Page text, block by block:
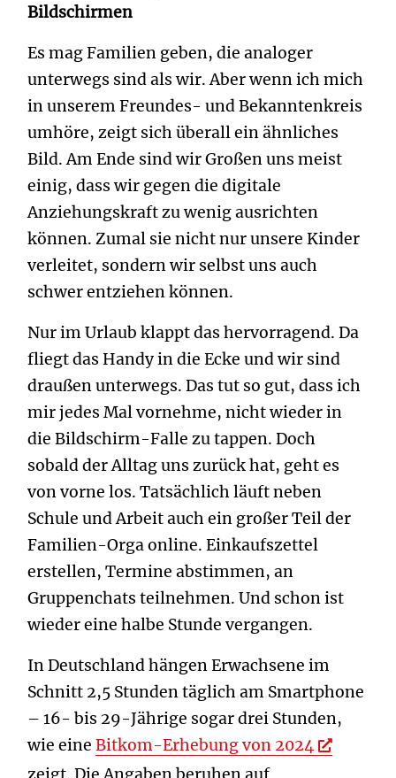
Bildschirmen
Es mag Familien geben, die analoger
unterwegs sind als wir. Aber wenn ich mich
in unserem Freundes- und Bekanntenkreis
umhöre, zeigt sich überall ein ähnliches
Bild. Am Ende sind wir Großen uns meist
einig, dass wir gegen die digitale
Anziehungskraft zu wenig ausrichten
können. Zumal sie nicht nur unsere Kinder
verleitet, sondern wir selbst uns auch
schwer entziehen können.
Nur im Urlaub klappt das hervorragend. Da
fliegt das Handy in die Ecke und wir sind
draußen unterwegs. Das tut so gut, dass ich
mir jedes Mal vornehme, nicht wieder in
die Bildschirm-Falle zu tappen. Doch
sobald der Alltag uns zurück hat, geht es
von vorne los. Tatsächlich läuft neben
Schule und Arbeit auch ein großer Teil der
Familien-Orga online. Einkaufszettel
erstellen, Termine abstimmen, an
Gruppenchats teilnehmen. Und schon ist
wieder eine halbe Stunde vergangen.
In Deutschland hängen Erwachsene im
Schnitt 2,5 Stunden täglich am Smartphone
– 16- bis 29-Jährige sogar drei Stunden,
wie eine Bitkom-Erhebung von 2024